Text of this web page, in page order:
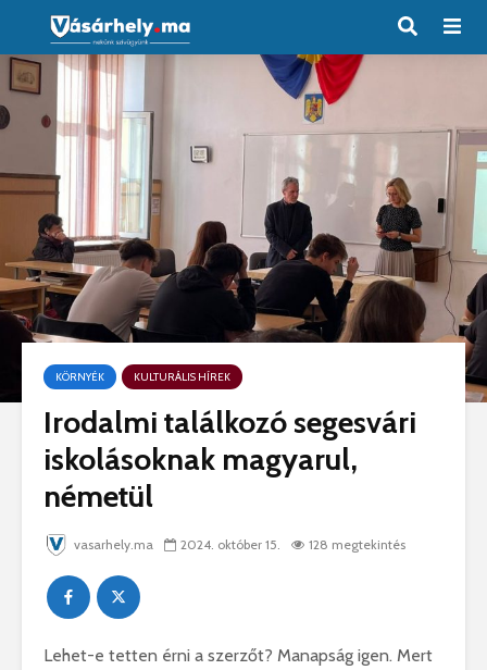
KÖRNYÉK KULTURÁLIS HÍREK
Irodalmi találkozó segesvári
iskolásoknak magyarul,
németül
vasarhely.ma 2024. október 15. 128 megtekintés
Lehet-e tetten érni a szerzőt? Manapság igen. Mert